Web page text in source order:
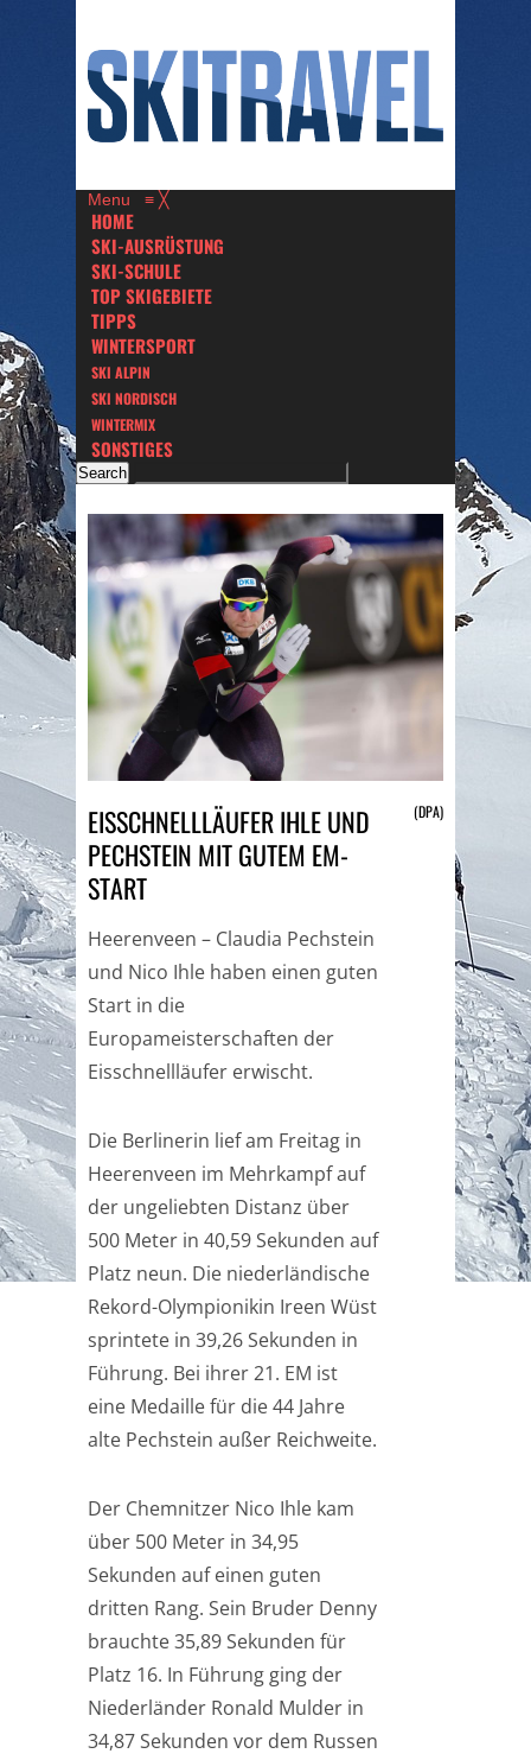
Menu ≡ ╳
HOME
SKI-AUSRÜSTUNG
SKI-SCHULE
TOP SKIGEBIETE
TIPPS
WINTERSPORT
SKI ALPIN
SKI NORDISCH
WINTERMIX
SONSTIGES
EISSCHNELLLÄUFER IHLE UND
PECHSTEIN MIT GUTEM EM-
START
(DPA)
Heerenveen – Claudia Pechstein
und Nico Ihle haben einen guten
Start in die
Europameisterschaften der
Eisschnellläufer erwischt.
Die Berlinerin lief am Freitag in
Heerenveen im Mehrkampf auf
der ungeliebten Distanz über
500 Meter in 40,59 Sekunden auf
Platz neun. Die niederländische
Rekord-Olympionikin Ireen Wüst
sprintete in 39,26 Sekunden in
Führung. Bei ihrer 21. EM ist
eine Medaille für die 44 Jahre
alte Pechstein außer Reichweite.
Der Chemnitzer Nico Ihle kam
über 500 Meter in 34,95
Sekunden auf einen guten
dritten Rang. Sein Bruder Denny
brauchte 35,89 Sekunden für
Platz 16. In Führung ging der
Niederländer Ronald Mulder in
34,87 Sekunden vor dem Russen